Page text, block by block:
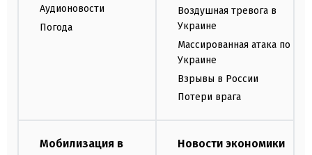
Аудионовости
Погода
Воздушная тревога в
Украине
Массированная атака по
Украине
Взрывы в России
Потери врага
Мобилизация в
Новости экономики